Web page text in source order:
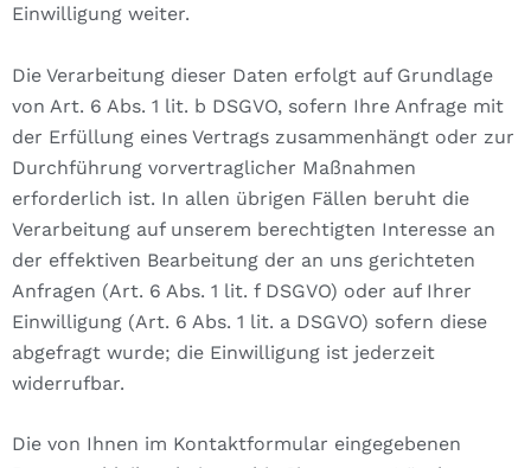
Einwilligung weiter.
Die Verarbeitung dieser Daten erfolgt auf Grundlage
von Art. 6 Abs. 1 lit. b DSGVO, sofern Ihre Anfrage mit
der Erfüllung eines Vertrags zusammenhängt oder zur
Durchführung vorvertraglicher Maßnahmen
erforderlich ist. In allen übrigen Fällen beruht die
Verarbeitung auf unserem berechtigten Interesse an
der effektiven Bearbeitung der an uns gerichteten
Anfragen (Art. 6 Abs. 1 lit. f DSGVO) oder auf Ihrer
Einwilligung (Art. 6 Abs. 1 lit. a DSGVO) sofern diese
abgefragt wurde; die Einwilligung ist jederzeit
widerrufbar.
Die von Ihnen im Kontaktformular eingegebenen